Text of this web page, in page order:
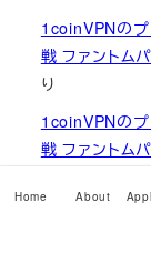
1coinVPNのプ
戦 ファントム
り
1coinVPNのプ
戦 ファントム
【開封の儀】
ム 中国本土版
Home About